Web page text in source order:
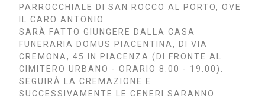
PARROCCHIALE DI SAN ROCCO AL PORTO, OVE
IL CARO ANTONIO
SARÀ FATTO GIUNGERE DALLA CASA
FUNERARIA DOMUS PIACENTINA, DI VIA
CREMONA, 45 IN PIACENZA (DI FRONTE AL
CIMITERO URBANO - ORARIO 8.00 - 19.00).
SEGUIRÀ LA CREMAZIONE E
SUCCESSIVAMENTE LE CENERI SARANNO